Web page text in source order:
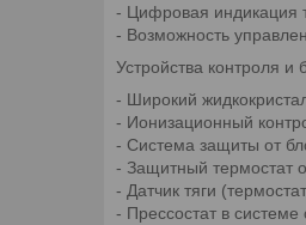
- Цифровая индикация
- Возможность
Устройства контроля и
- Широкий
- Ионизационный
- Система защиты от
- Защитный термостат
- Датчик тяги
- Прессостат в